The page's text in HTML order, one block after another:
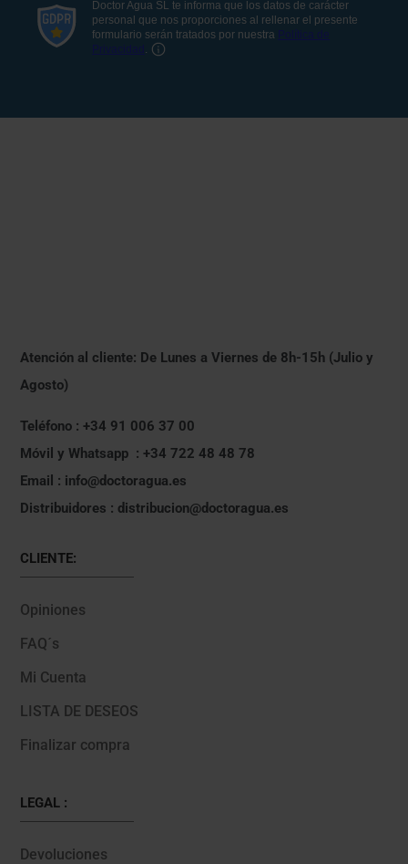
Atención al cliente: De Lunes a Viernes de 8h-15h (Julio y
Agosto)
Teléfono : +34 91 006 37 00
Móvil y Whatsapp : +34 722 48 48 78
Email : info@doctoragua.es
Distribuidores : distribucion@doctoragua.es
CLIENTE:
Opiniones
FAQ´s
Mi Cuenta
LISTA DE DESEOS
Finalizar compra
LEGAL :
Devoluciones